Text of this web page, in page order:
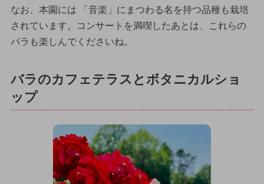
なお、本園には 「音楽」にまつわる名を持つ品種も栽培
されています。コンサートを満喫したあとは、これらの
バラも楽しんでくださいね。
バラのカフェテラスとボタニカルショ
ップ